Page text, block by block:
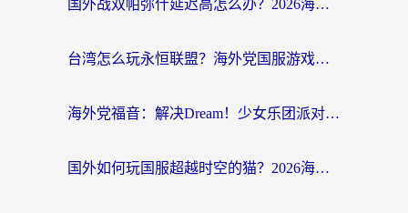
国外战双帕弥什延迟高怎么办？2026海外畅玩国服游戏终极指南（附实测工具推荐）
台湾怎么玩永恒联盟？海外党国服游戏加速器选择全攻略（附3大热门游戏实测）
海外党福音：解决Dream！少女乐团派对！国外延迟的实用指南，附北美英国游戏加速方案
国外如何玩国服超越时空的猫？2026海外党必看的加速器选择指南